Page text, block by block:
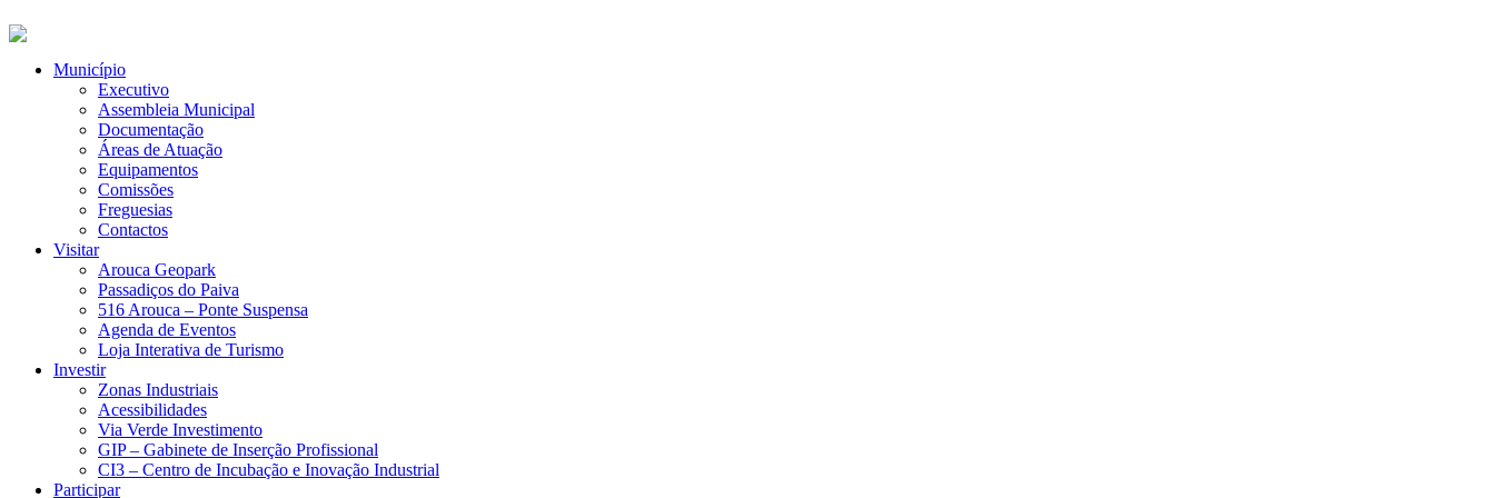
Município
Executivo
Assembleia Municipal
Documentação
Áreas de Atuação
Equipamentos
Comissões
Freguesias
Contactos
Visitar
Arouca Geopark
Passadiços do Paiva
516 Arouca – Ponte Suspensa
Agenda de Eventos
Loja Interativa de Turismo
Investir
Zonas Industriais
Acessibilidades
Via Verde Investimento
GIP – Gabinete de Inserção Profissional
CI3 – Centro de Incubação e Inovação Industrial
Participar